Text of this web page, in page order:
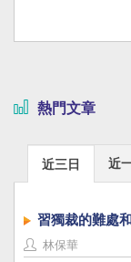
熱門文章
近三日 近
習獨裁的難處
林保華